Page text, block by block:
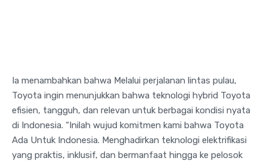
Ia menambahkan bahwa Melalui perjalanan lintas pulau,
Toyota ingin menunjukkan bahwa teknologi hybrid Toyota
efisien, tangguh, dan relevan untuk berbagai kondisi nyata
di Indonesia. “Inilah wujud komitmen kami bahwa Toyota
Ada Untuk Indonesia. Menghadirkan teknologi elektrifikasi
yang praktis, inklusif, dan bermanfaat hingga ke pelosok